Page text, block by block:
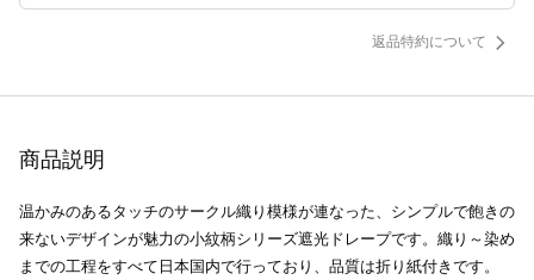
返品特約について
商品説明
温かみのあるタッチのサークル織り模様が連なった、シンプルで飽きの
来ないデザインが魅力の小紋柄シリーズ遮光ドレープです。織り～染め
までの工程をすべて日本国内で行っており、品質は折り紙付きです。